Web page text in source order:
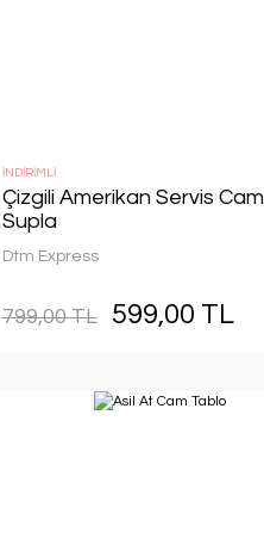
İNDİRİMLİ
Çizgili Amerikan Servis Cam
Supla
Dtm Express
799,00 TL 599,00 TL